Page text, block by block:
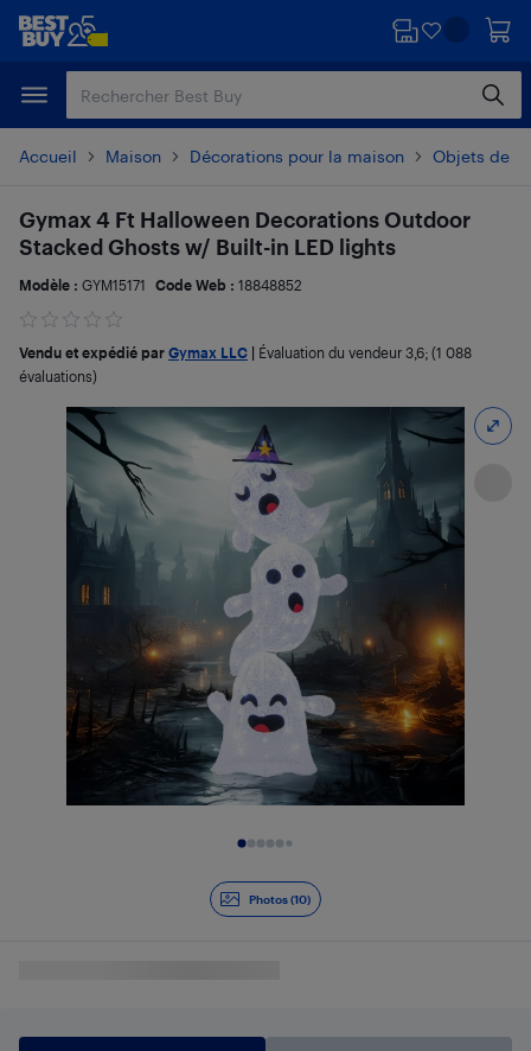
Passer
principal
Passer
Accueil Maison Décorations pour la maison Objets de
Photos (10)
Gymax 4 Ft Halloween Decorations Outdoor
Stacked Ghosts w/ Built-in LED lights
Modèle : GYM15171 Code Web : 18848852
Vendu et expédié par Gymax LLC Évaluation du vendeur 3,6; (1 088
évaluations)